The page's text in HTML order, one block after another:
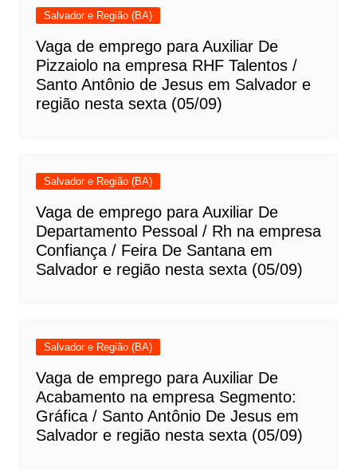
Salvador e Região (BA)
Vaga de emprego para Auxiliar De
Pizzaiolo na empresa RHF Talentos /
Santo Antônio de Jesus em Salvador e
região nesta sexta (05/09)
Salvador e Região (BA)
Vaga de emprego para Auxiliar De
Departamento Pessoal / Rh na empresa
Confiança / Feira De Santana em
Salvador e região nesta sexta (05/09)
Salvador e Região (BA)
Vaga de emprego para Auxiliar De
Acabamento na empresa Segmento:
Gráfica / Santo Antônio De Jesus em
Salvador e região nesta sexta (05/09)